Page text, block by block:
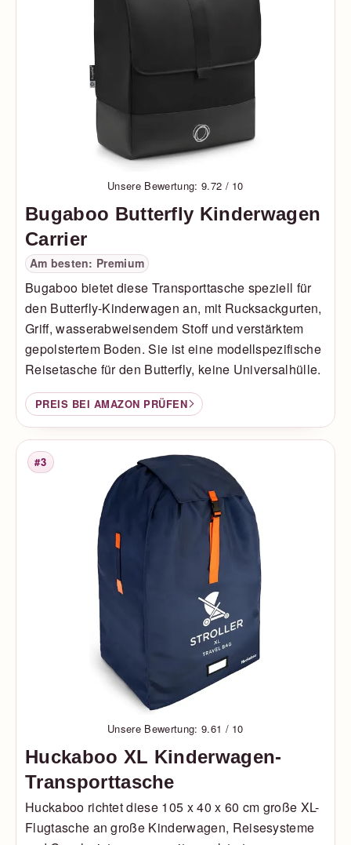
Unsere Bewertung: 9.72 / 10
Bugaboo Butterfly Kinderwagen
Carrier
Am besten: Premium
Bugaboo bietet diese Transporttasche speziell für
den Butterfly-Kinderwagen an, mit Rucksackgurten,
Griff, wasserabweisendem Stoff und verstärktem
gepolstertem Boden. Sie ist eine modellspezifische
Reisetasche für den Butterfly, keine Universalhülle.
PREIS BEI AMAZON PRÜFEN
Platzierung
#3
Unsere Bewertung: 9.61 / 10
Huckaboo XL Kinderwagen-
Transporttasche
Huckaboo richtet diese 105 x 40 x 60 cm große XL-
Flugtasche an große Kinderwagen, Reisesysteme